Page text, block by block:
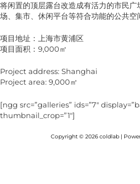
将闲置的顶层露台改造成有活力的市民广
场、集市、休闲平台等符合功能的公共空
项目地址：上海市黄浦区
项目面积：9,000㎡
Project address: Shanghai
Project area: 9,000㎡
[ngg src=”galleries” ids=”7″
thumbnail_crop=”1″]
Copyright © 2026 coldlab |